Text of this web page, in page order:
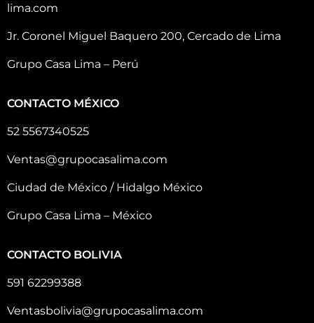
lima.com
Jr. Coronel Miguel Baquero 200, Cercado de Lima
Grupo Casa Lima – Perú
CONTACTO MÉXICO
52 5567340525
Ventas@grupocasalima.com
Ciudad de México / Hidalgo México
Grupo Casa Lima – México
CONTACTO BOLIVIA
591 62299388
Ventasbolivia@grupocasalima.com